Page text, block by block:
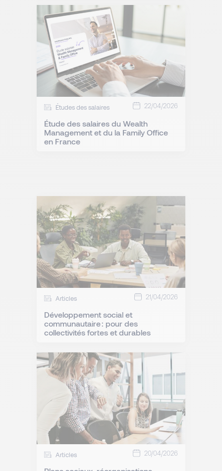
Études des salaires 22/04/2026
Étude des salaires du Wealth
Management et du la Family Office
en France
Articles 21/04/2026
Développement social et
communautaire : pour des
collectivités fortes et durables
Articles 20/04/2026